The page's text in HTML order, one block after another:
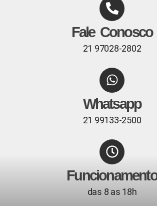
Fale Conosco
21 97028-2802
Whatsapp
21 99133-2500
Funcionamento
das 8 as 18h